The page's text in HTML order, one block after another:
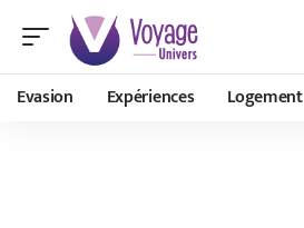
Evasion Expériences Logement